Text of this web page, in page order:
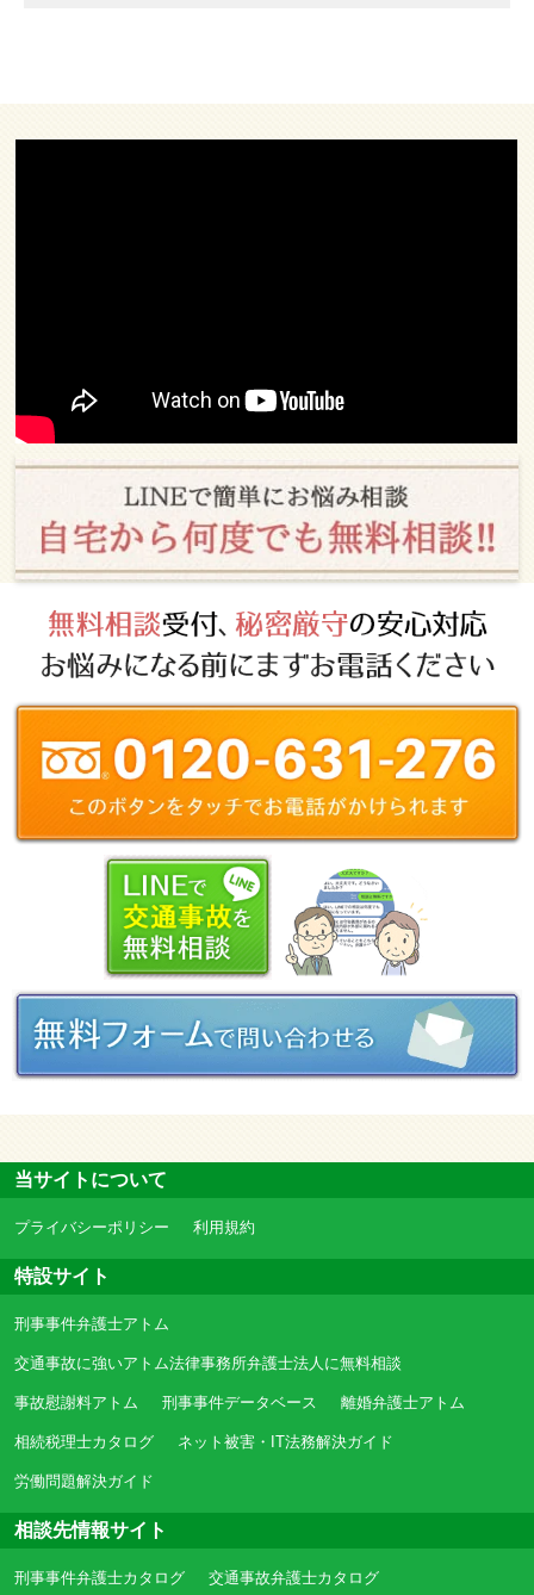
当サイトについて
プライバシーポリシー 利用規約
特設サイト
刑事事件弁護士アトム
交通事故に強いアトム法律事務所弁護士法人に無料相談
事故慰謝料アトム 刑事事件データベース 離婚弁護士アトム
相続税理士カタログ ネット被害・IT法務解決ガイド
労働問題解決ガイド
相談先情報サイト
刑事事件弁護士カタログ 交通事故弁護士カタログ